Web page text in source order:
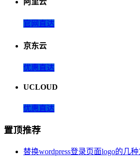
阿里云
官网直达
京东云
优惠直达
UCLOUD
优惠直达
置顶推荐
替换wordpress登录页面logo的几